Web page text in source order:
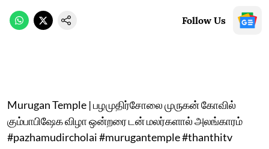
Follow Us
Murugan Temple | பழமுதிர்சோலை முருகன் கோவில்
கும்பாபிஷேக விழா ஒன்றரை டன் மலர்களால் அலங்காரம்
#pazhamudircholai #murugantemple #thanthitv